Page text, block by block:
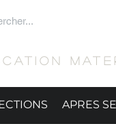
location
APRES